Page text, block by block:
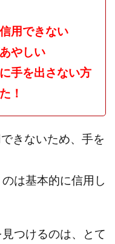
用できない
やしい
手を出さない方
！
きないため、手を
は基本的に信用し
つけるのは、とて
ホーム合同会社
リスト(My List)